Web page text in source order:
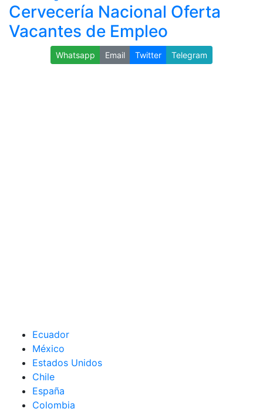
Cervecería Nacional Oferta
Vacantes de Empleo
Whatsapp Email Twitter Telegram
Ecuador
México
Estados Unidos
Chile
España
Colombia